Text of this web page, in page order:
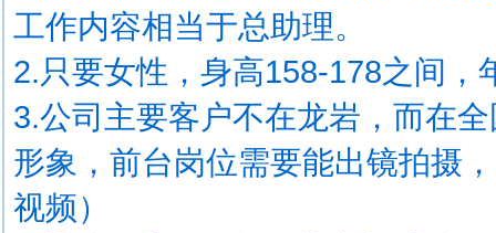
工作内容相当于总助理。
2.只要女性，身高158-178之间，
3.公司主要客户不在龙岩，而在
形象，前台岗位需要能出镜拍摄
视频）